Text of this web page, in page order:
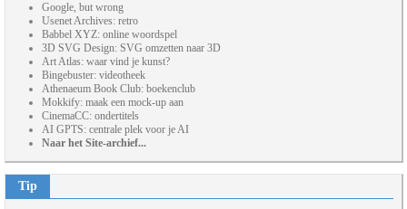
Google, but wrong
Usenet Archives: retro
Babbel XYZ: online woordspel
3D SVG Design: SVG omzetten naar 3D
Art Atlas: waar vind je kunst?
Bingebuster: videotheek
Athenaeum Book Club: boekenclub
Mokkify: maak een mock-up aan
CinemaCC: ondertitels
AI GPTS: centrale plek voor je AI
Naar het Site-archief...
Tip